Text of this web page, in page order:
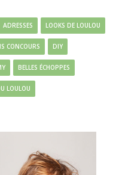
ADRESSES LOOKS DE LOULOU
CONCOURS DIY
BELLES ÉCHOPPES
LOULOU